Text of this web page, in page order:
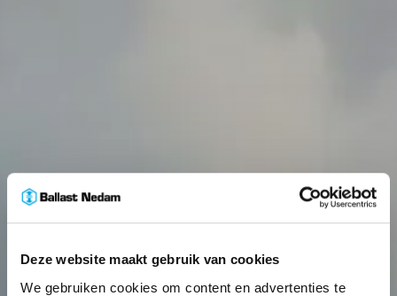
Deze website maakt gebruik van cookies
We gebruiken cookies om content en advertenties te